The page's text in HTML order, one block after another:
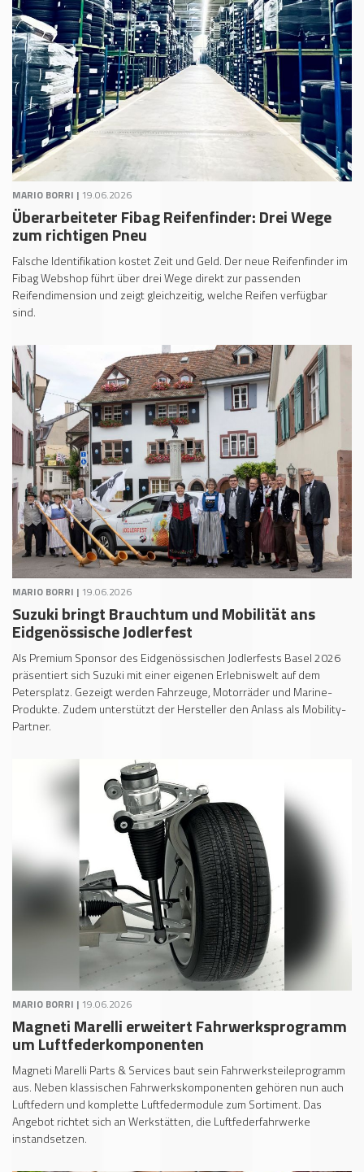
MARIO BORRI | 19.06.2026
Überarbeiteter Fibag Reifenfinder: Drei Wege
zum richtigen Pneu
Falsche Identifikation kostet Zeit und Geld. Der neue Reifenfinder im
Fibag Webshop führt über drei Wege direkt zur passenden
Reifendimension und zeigt gleichzeitig, welche Reifen verfügbar
sind.
MARIO BORRI | 19.06.2026
Suzuki bringt Brauchtum und Mobilität ans
Eidgenössische Jodlerfest
Als Premium Sponsor des Eidgenössischen Jodlerfests Basel 2026
präsentiert sich Suzuki mit einer eigenen Erlebniswelt auf dem
Petersplatz. Gezeigt werden Fahrzeuge, Motorräder und Marine-
Produkte. Zudem unterstützt der Hersteller den Anlass als Mobility-
Partner.
MARIO BORRI | 19.06.2026
Magneti Marelli erweitert Fahrwerksprogramm
um Luftfederkomponenten
Magneti Marelli Parts & Services baut sein Fahrwerksteileprogramm
aus. Neben klassischen Fahrwerkskomponenten gehören nun auch
Luftfedern und komplette Luftfedermodule zum Sortiment. Das
Angebot richtet sich an Werkstätten, die Luftfederfahrwerke
instandsetzen.